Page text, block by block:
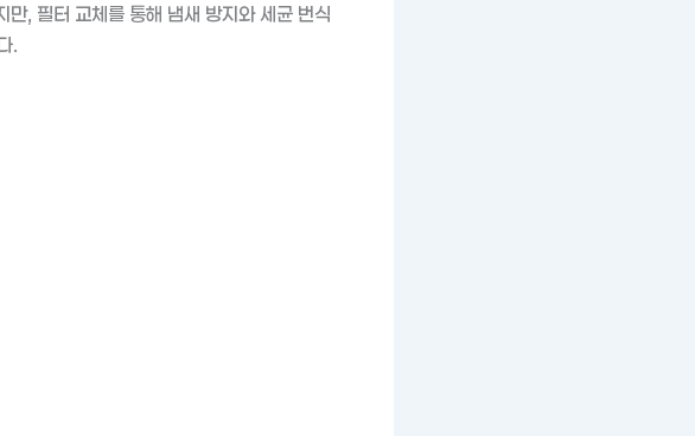
, 필터 교체를 통해 냄새 방지와 세균 번식
.